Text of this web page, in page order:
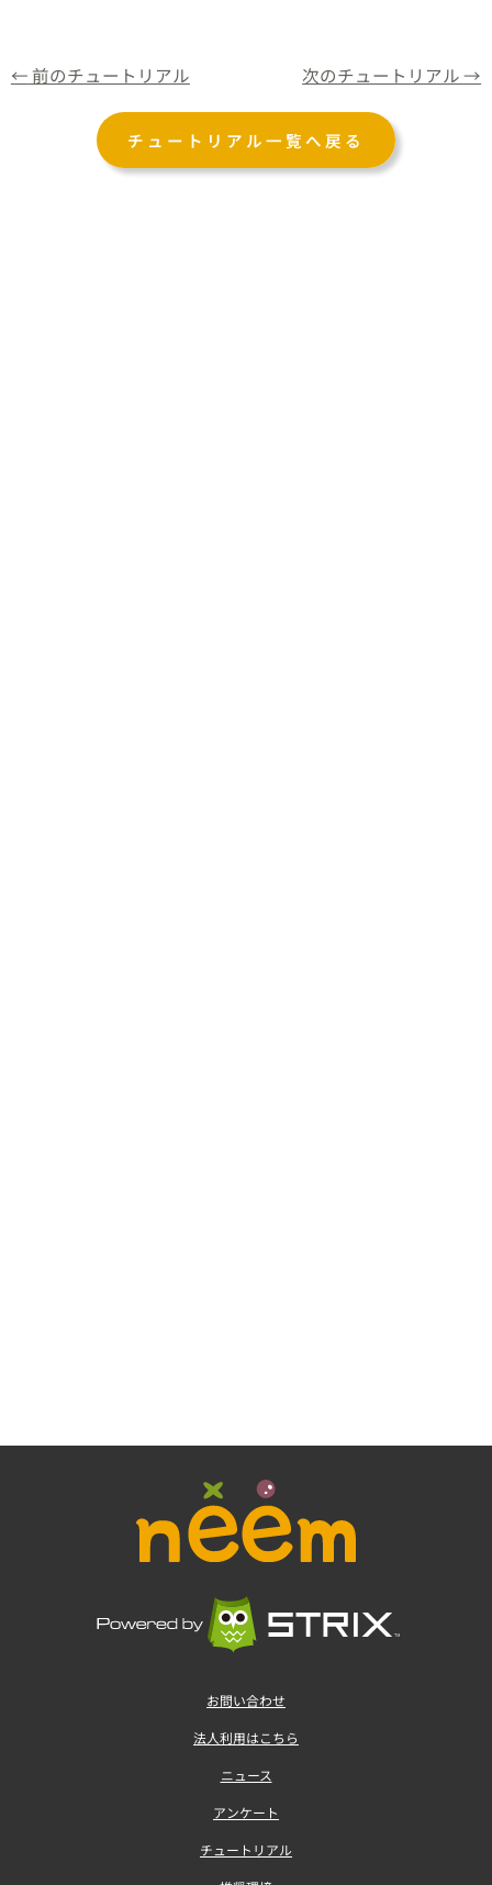
← 前のチュートリアル 次のチュートリアル→
チュートリアル一覧へ戻る
お問い合わせ
法人利用はこちら
ニュース
アンケート
チュートリアル